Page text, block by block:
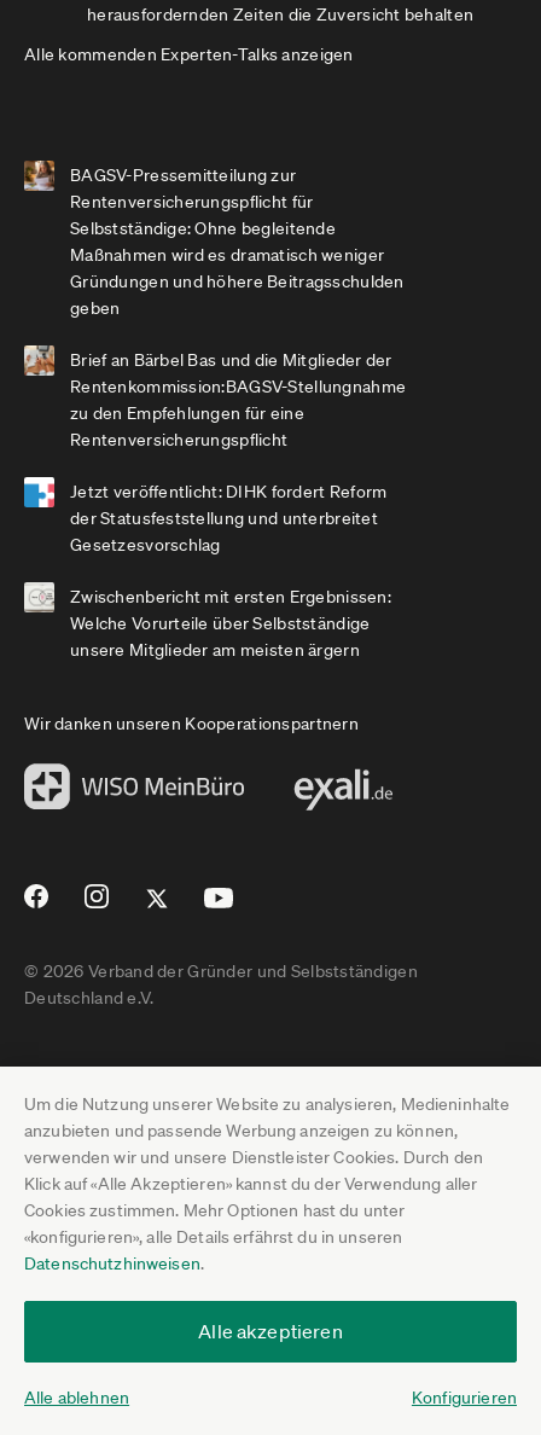
Um die Nutzung unserer Website zu analysieren, Medieninhalte
anzubieten und passende Werbung anzeigen zu können,
verwenden wir und unsere Dienstleister Cookies. Durch den
Klick auf «Alle Akzeptieren» kannst du der Verwendung aller
Cookies zustimmen. Mehr Optionen hast du unter
«konfigurieren», alle Details erfährst du in unseren
Datenschutzhinweisen.
Alle akzeptieren
Alle ablehnen Konfigurieren
herausfordernden Zeiten die Zuversicht behalten
Alle kommenden Experten-Talks anzeigen
BAGSV-Pressemitteilung zur
Rentenversicherungspflicht für
Selbstständige: Ohne begleitende
Maßnahmen wird es dramatisch weniger
Gründungen und höhere Beitragsschulden
geben
Brief an Bärbel Bas und die Mitglieder der
Rentenkommission:BAGSV-Stellungnahme
zu den Empfehlungen für eine
Rentenversicherungspflicht
Jetzt veröffentlicht: DIHK fordert Reform
der Statusfeststellung und unterbreitet
Gesetzesvorschlag
Zwischenbericht mit ersten Ergebnissen:
Welche Vorurteile über Selbstständige
unsere Mitglieder am meisten ärgern
Wir danken unseren Kooperationspartnern
© 2026 Verband der Gründer und Selbstständigen
Deutschland e.V.
Impressum
Datenschutz
Pressebereich
Jobs